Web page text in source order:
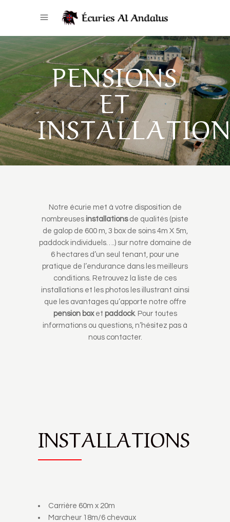
PENSIONS
ET
Notre écurie met à votre disposition de
nombreuses installationsde qualités (piste
de galop de 600 m, 3 box de soins 4m X 5m,
paddock individuels….) sur notre domaine de
6 hectares d’un seul tenant, pour une
pratique de l’endurance dans les meilleurs
conditions. Retrouvez la liste de ces
installations et les photos les illustrant ainsi
que les avantages qu’apporte notre offre
pension boxet paddock. Pour toutes
informations ou questions, n’hésitez pas à
nous contacter.
INSTALLATIONS
Carrière 60m x 20m
Marcheur 18m/6 chevaux